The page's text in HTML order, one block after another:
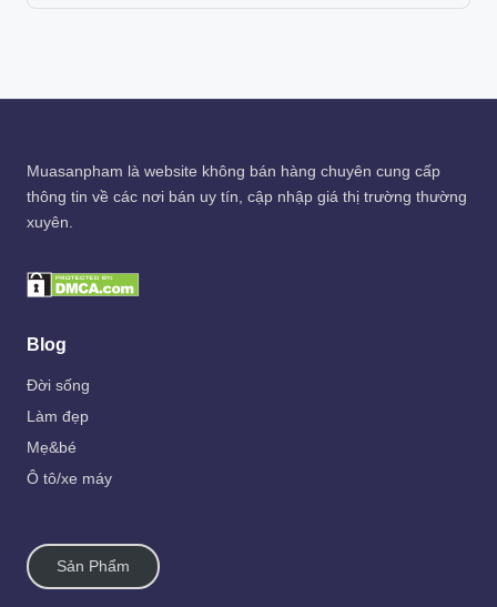
was:
is:
Muasanpham là website không bán hàng chuyên cung cấp
thông tin về các nơi bán uy tín, cập nhập giá thị trường thường
xuyên.
Blog
Đời sống
Làm đẹp
Mẹ&bé
Ô tô/xe máy
Sản Phẩm